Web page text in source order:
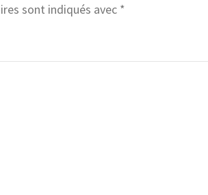
sont indiqués avec *